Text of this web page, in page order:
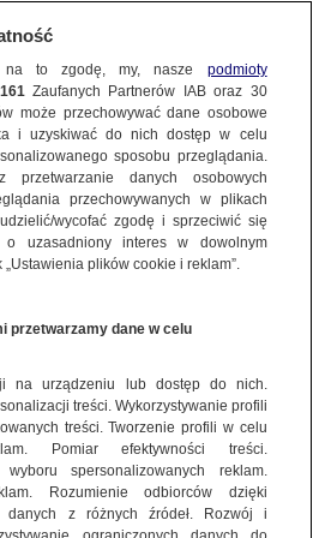
2020
żadnych umów nie było
dobry!
do wszystkich usług
na to zgodę, my, nasze podmioty
161Zaufanych Partnerów IAB oraz 30
może przechowywać dane osobowe
i uzyskiwać do nich dostęp w celu
sposobu przeglądania.
danych osobowych
przechowywanych w plikach
wycofać zgodę i sprzeciwić się
o uzasadniony interes w dowolnym
plików cookie i reklam”.
przetwarzamy dane w celu
na urządzeniu lub dostęp do nich.
treści. Wykorzystywanie profili
treści. Tworzenie profili w celu
Pomiar efektywności treści.
spersonalizowanych reklam.
Rozumienie odbiorców dzięki
danych z różnych źródeł. Rozwój i